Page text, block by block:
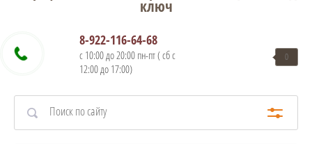
ключ
8-922-116-64-68
с 10:00 до 20:00 пн-пт ( сб с
12:00 до 17:00)
0